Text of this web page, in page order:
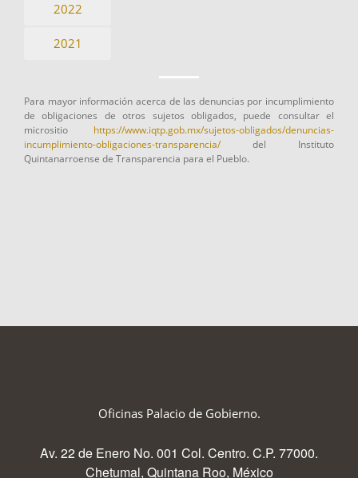
2022
2021
Para mayor información acerca de las denuncias por incumplimiento
de obligaciones de otros sujetos obligados, puede consultar el
micrositio https://www.iqtp.gob.mx/sujetos-obligados/denuncias-
incumplimiento-obligaciones-transparencia/del Instituto
Quintanarroense de Transparencia para el Pueblo.
Oficinas Palacio de Gobierno.
Av. 22 de Enero No. 001 Col. Centro. C.P. 77000.
Chetumal, Quintana Roo, México